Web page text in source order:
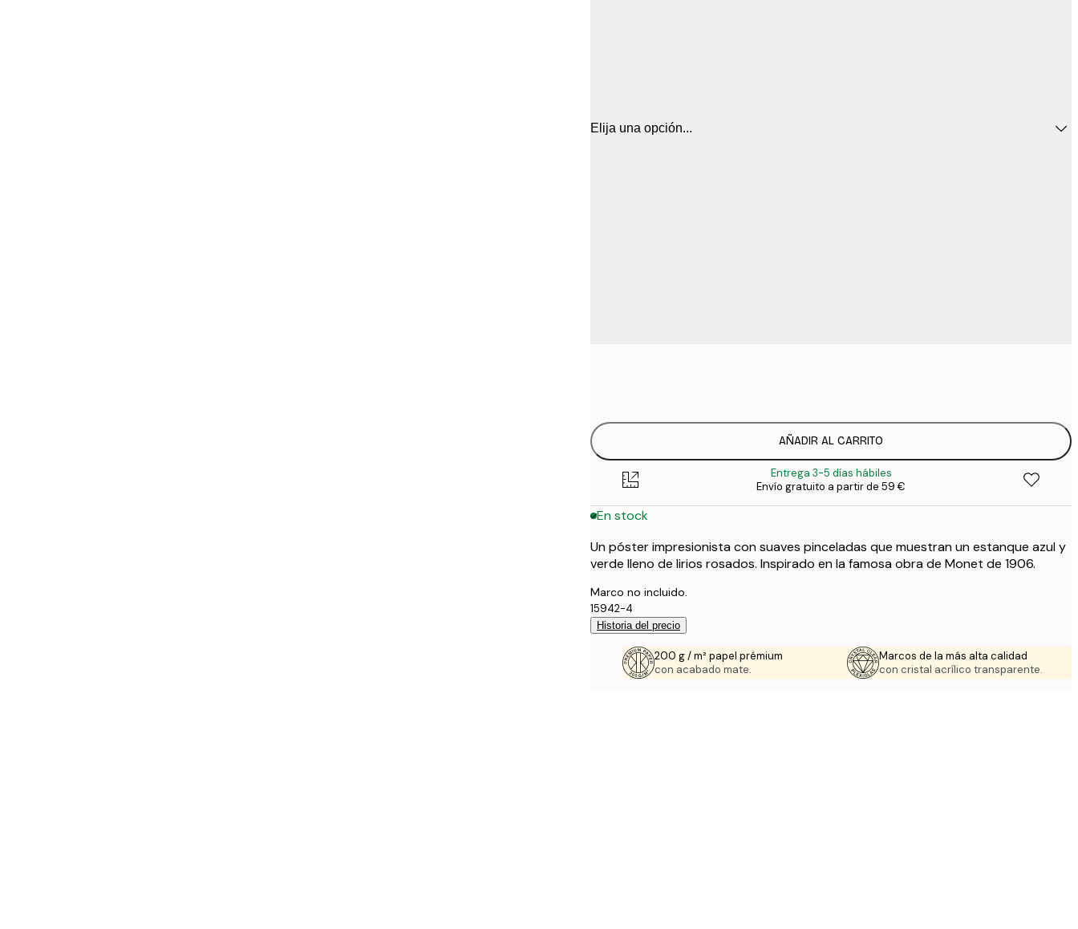
Elija una opción...
AÑADIR AL CARRITO
Entrega 3-5 días hábiles
Envío gratuito a partir de 59 €
En stock
Un póster impresionista con suaves pinceladas que muestran un estanque azul y
verde lleno de lirios rosados. Inspirado en la famosa obra de Monet de 1906.
Marco no incluido.
15942-4
Historia del precio
200 g / m² papel prémium
con acabado mate.
Marcos de la más alta calidad
con cristal acrílico transparente.